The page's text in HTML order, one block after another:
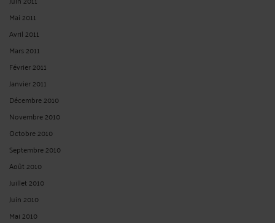
Mai 2011
Avril 2011
Mars 2011
Février 2011
Janvier 2011
Décembre 2010
Novembre 2010
Octobre 2010
Septembre 2010
Août 2010
Juillet 2010
Juin 2010
Mai 2010